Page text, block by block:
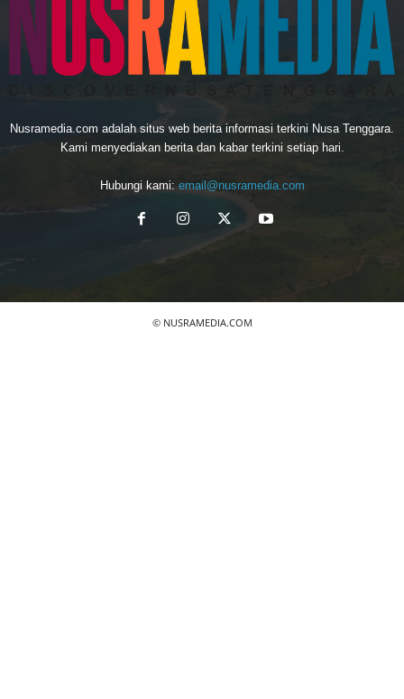
Nusramedia.com adalah situs web berita informasi terkini Nusa Tenggara.
Kami menyediakan berita dan kabar terkini setiap hari.
Hubungi kami: email@nusramedia.com
© NUSRAMEDIA.COM